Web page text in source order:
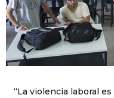
“La violencia laboral